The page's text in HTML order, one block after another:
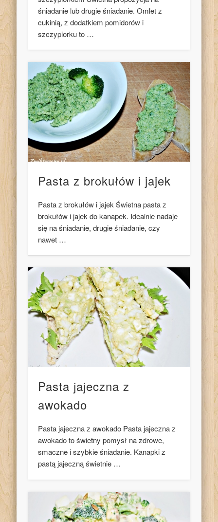
śniadanie lub drugie śniadanie. Omlet z
cukinią, z dodatkiem pomidorów i
szczypiorku to …
Pasta z brokułów i jajek
Pasta z brokułów i jajek Świetna pasta z
brokułów i jajek do kanapek. Idealnie nadaje
się na śniadanie, drugie śniadanie, czy
nawet …
Pasta jajeczna z
awokado
Pasta jajeczna z awokado Pasta jajeczna z
awokado to świetny pomysł na zdrowe,
smaczne i szybkie śniadanie. Kanapki z
pastą jajeczną świetnie …